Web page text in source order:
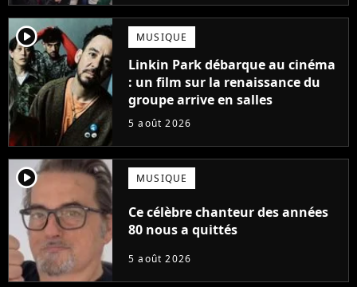
player2 MUSIQUE
Linkin Park débarque au cinéma
: un film sur la renaissance du
groupe arrive en salles
5 août 2026
player2 MUSIQUE
Ce célèbre chanteur des années
80 nous a quittés
5 août 2026